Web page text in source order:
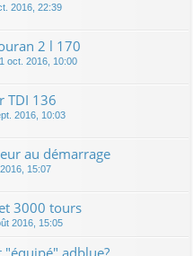
2016, 22:39
2 l 170
oct. 2016, 10:00
TDI 136
2016, 10:03
au démarrage
15:07
3000 tours
2016, 15:05
adblue?